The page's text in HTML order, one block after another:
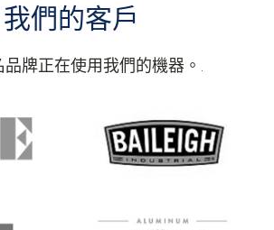
我們的客戶
品牌正在使用我們的機器。.